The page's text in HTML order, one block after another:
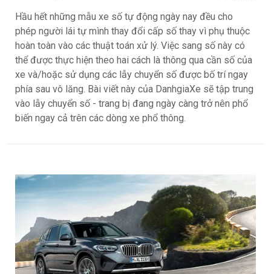
Hầu hết những mẫu xe số tự động ngày nay đều cho
phép người lái tự mình thay đổi cấp số thay vì phụ thuộc
hoàn toàn vào các thuật toán xử lý. Việc sang số này có
thể được thực hiện theo hai cách là thông qua cần số của
xe và/hoặc sử dụng các lẫy chuyển số được bố trí ngay
phía sau vô lăng. Bài viết này của DanhgiaXe sẽ tập trung
vào lẫy chuyển số - trang bị đang ngày càng trở nên phổ
biến ngay cả trên các dòng xe phổ thông.